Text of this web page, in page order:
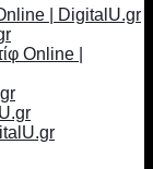
| DigitalU.gr
Online |